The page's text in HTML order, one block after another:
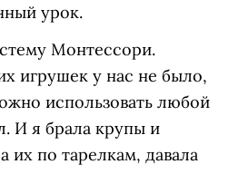
урок.
Монтессори.
игрушек у нас не было,
использовать любой
И я брала крупы и
их по тарелкам, давала